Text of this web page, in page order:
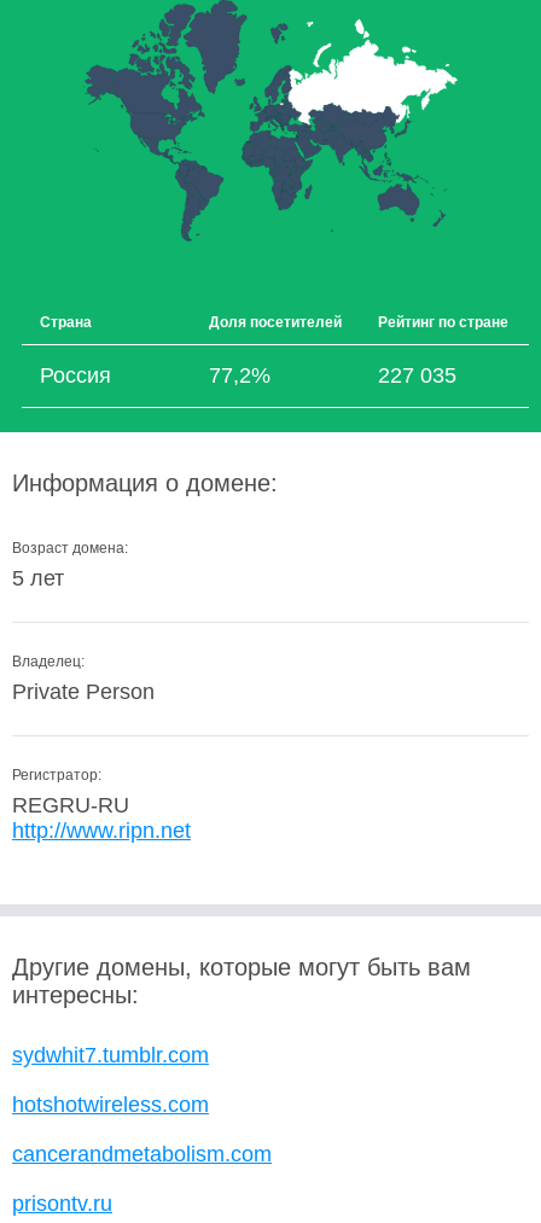
Страна Доля посетителей Рейтинг по стране
Россия 77,2% 227 035
Информация о домене:
Возраст домена:
5 лет
Владелец:
Private Person
Регистратор:
REGRU-RU
http://www.ripn.net
Другие домены, которые могут быть вам
интересны:
sydwhit7.tumblr.com
hotshotwireless.com
cancerandmetabolism.com
prisontv.ru